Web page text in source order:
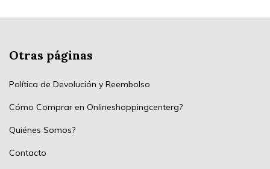
Otras páginas
Política de Devolución y Reembolso
Cómo Comprar en Onlineshoppingcenterg?
Quiénes Somos?
Contacto